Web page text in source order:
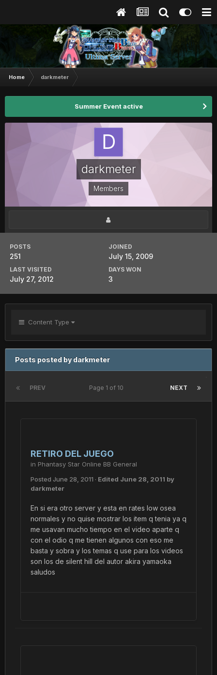
Home darkmeter
Summer Event active
darkmeter
Members
POSTS
251
JOINED
July 15, 2009
LAST VISITED
July 27, 2012
DAYS WON
3
Content Type
Posts posted by darkmeter
PREV NEXT
Page 1 of 10
RETIRO DEL JUEGO
in Phantasy Star Online BB General
Posted June 28, 2011 · Edited June 28, 2011 by
darkmeter
En si era otro server y esta en rates low osea
normales y no quise mostrar los item q tenia ya q
me usavan mucho tiempo en el video aparte q
con el odio q me tienen algunos con eso me
basta y sobra y los temas q use para los videos
son los de silent hill del autor akira yamaoka
saludos